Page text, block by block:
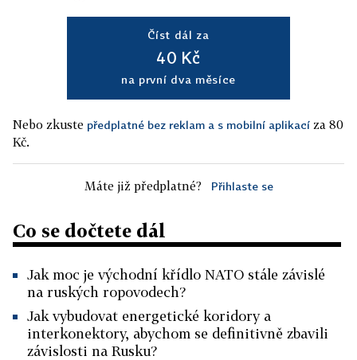
Číst dál za
40 Kč
na první dva měsíce
Nebo zkuste předplatné bez reklam a s mobilní aplikací za 80
Kč.
Máte již předplatné? Přihlaste se
Co se dočtete dál
Jak moc je východní křídlo NATO stále závislé
na ruských ropovodech?
Jak vybudovat energetické koridory a
interkonektory, abychom se definitivně zbavili
závislosti na Rusku?